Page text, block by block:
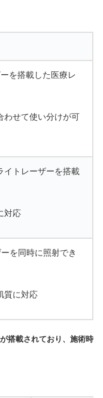
を搭載した医療レ
わせて使い分けが可
イトレーザーを搭載
対応
を同時に照射でき
質に対応
搭載されており、施術時